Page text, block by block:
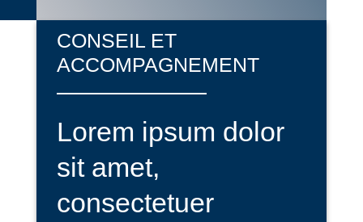
CONSEIL ET
ACCOMPAGNEMENT
Lorem ipsum dolor
sit amet,
consectetuer